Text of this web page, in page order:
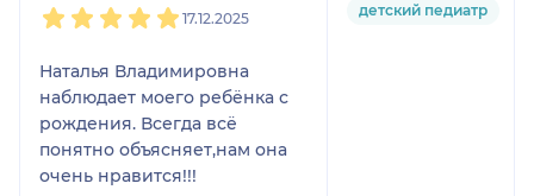
17.12.2025
Наталья Владимировна
наблюдает моего ребёнка с
рождения. Всегда всё
понятно объясняет,нам она
очень нравится!!!
детский педиатр